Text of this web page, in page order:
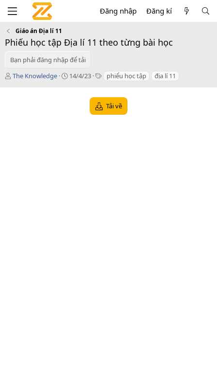
Đăng nhập Đăng kí
Giáo án Địa lí 11
Phiếu học tập Địa lí 11 theo từng bài học
Bạn phải đăng nhập để tải
T
The Knowledge
C14/4/23
T phiểu học tập địa lí 11
Tải về